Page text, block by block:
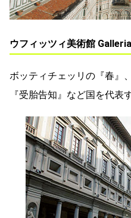
ウフィッツィ美術館
ボッティチェッリの『春』
『受胎告知』など国を代表